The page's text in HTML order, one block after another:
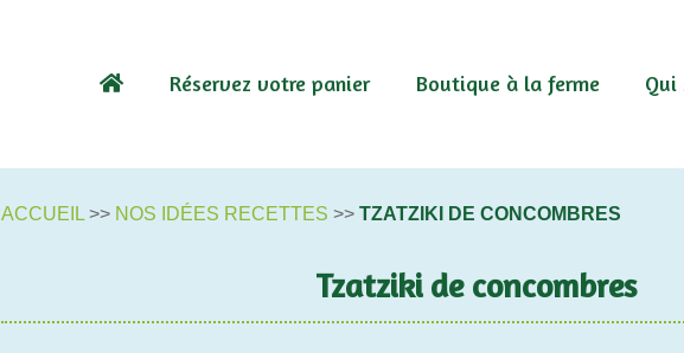
Réservez votre panier Boutique à la ferme Qui
ACCUEIL >> NOS IDÉES RECETTES >> TZATZIKI DE CONCOMBRES
Tzatziki de concombres